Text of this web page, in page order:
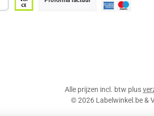
Alle prijzen incl. btw plus
© 2026 Labelwinkel.be &